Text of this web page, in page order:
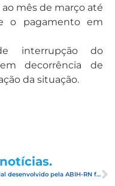
mês de março até
o pagamento em
interrupção do
decorrência de
da situação.
Material desenvolvido pela ABIH-RN foi destaque no site Mercado&Eventos